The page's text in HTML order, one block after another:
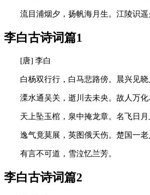
流目浦烟夕，扬帆海月生。江陵识遥
李白古诗词篇1
[唐] 李白
白杨双行行，白马悲路傍。晨兴见晓
溧水通吴关，逝川去未央。故人万化
天上坠玉棺，泉中掩龙章。名飞日月
逸气竟莫展，英图俄夭伤。楚国一老
有言不可道，雪泣忆兰芳。
李白古诗词篇2